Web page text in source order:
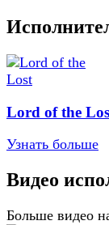
Lord of the
Узнать больше
Видео
Больше видео